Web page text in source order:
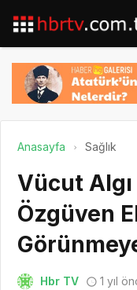
Anasayfa Sağlık
Vücut
Özgüven
Hbr TV 1 yıl